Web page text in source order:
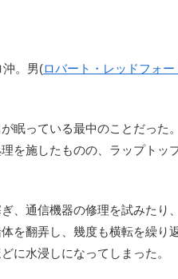
沖。男(ロバート・レッドフォー
眠っている最中のことだった
を施したものの、ラップト
、通信機器の修理を試みたり
を翻弄し、幾度も横転を繰
に水浸しになってしまった。